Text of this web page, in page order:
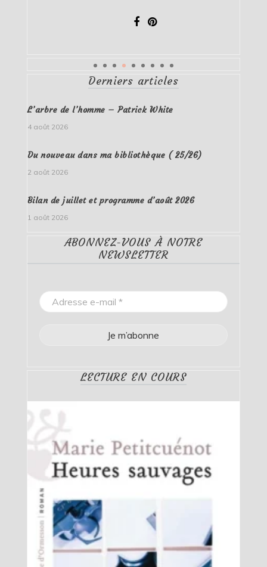
Derniers articles
L’arbre de l’homme – Patrick White
4 août 2026
Du nouveau dans ma bibliothèque ( 25/26)
2 août 2026
Bilan de juillet et programme d’août 2026
1 août 2026
ABONNEZ-VOUS À NOTRE
NEWSLETTER
LECTURE EN COURS